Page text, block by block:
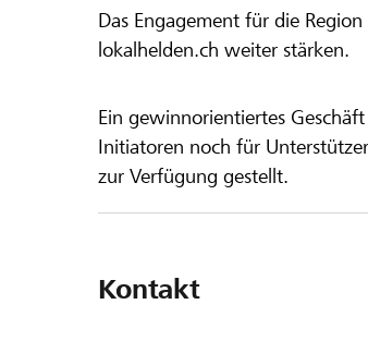
Das Engagement für die
lokalhelden.ch weiter stärken.
Ein gewinnorientiertes
Initiatoren noch für
zur Verfügung gestellt.
Kontakt